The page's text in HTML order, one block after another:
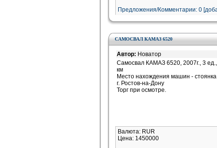
Предложения/Комментарии: 0
САМОСВАЛ КАМАЗ 6520
Автор: Новатор
Самосвал КАМАЗ 6520, 2007г., 3
км
Место нахождения машин -
г. Ростов-на-Дону
Торг при осмотре.
Валюта: RUR
Цена: 1450000